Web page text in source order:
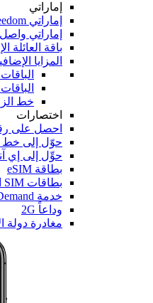
إماراتي
إماراتي Freedom
إماراتي واصل
باقة العائلة الإماراتية
المزايا الإضافية
الباقات المفوّترة
الباقات
خط الزوّار
اختصارات
احصل على رقمك
حوّل إلى خط الفاتورة
حوِّل إلى إي آند
بطاقات SIM المتعددة
مغادرة دولة الإمارات